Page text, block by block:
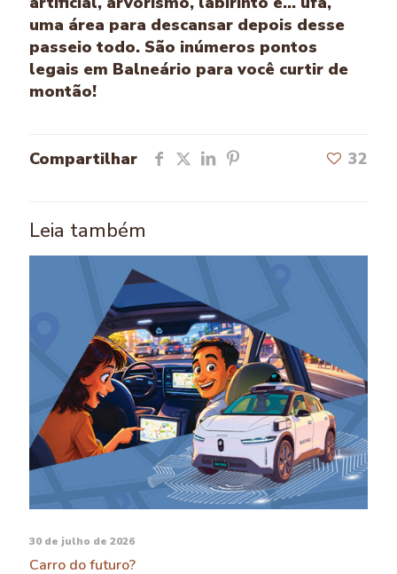
uma área para descansar depois desse
passeio todo. São inúmeros pontos
legais em Balneário para você curtir de
montão!
Compartilhar 32
Leia também
30 de julho de 2026
Carro do futuro?